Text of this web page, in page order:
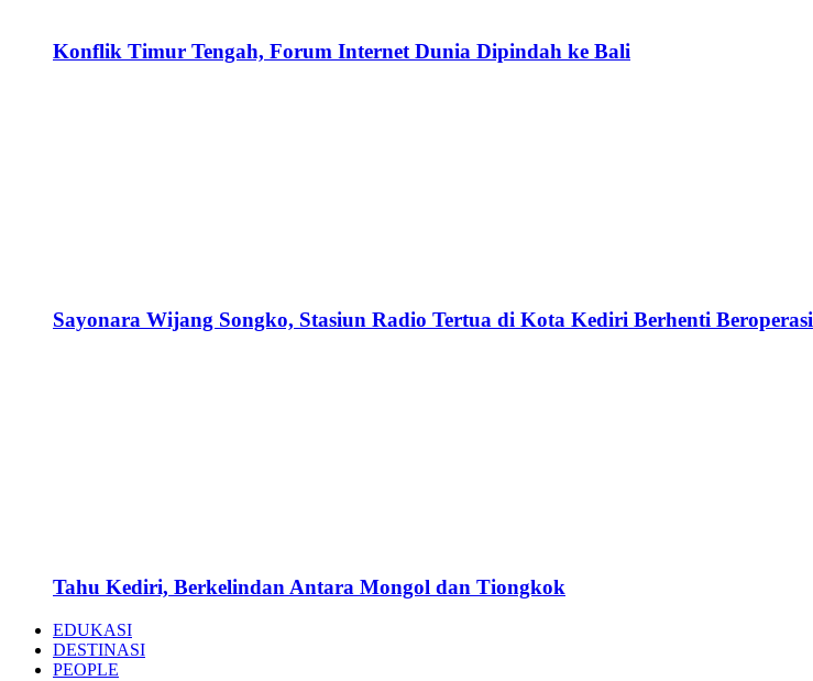
Konflik Timur Tengah, Forum Internet Dunia Dipindah ke Bali
Sayonara Wijang Songko, Stasiun Radio Tertua di Kota Kediri Berhenti Beroperasi
Tahu Kediri, Berkelindan Antara Mongol dan Tiongkok
EDUKASI
DESTINASI
PEOPLE